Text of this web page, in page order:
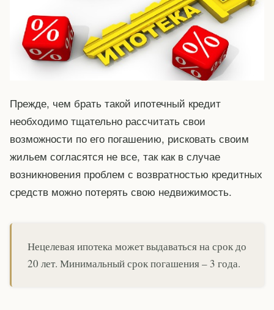
Прежде, чем брать такой ипотечный кредит
необходимо тщательно рассчитать свои
возможности по его погашению, рисковать своим
жильем согласятся не все, так как в случае
возникновения проблем с возвратностью кредитных
средств можно потерять свою недвижимость.
Нецелевая ипотека может выдаваться на срок до
20 лет. Минимальный срок погашения – 3 года.